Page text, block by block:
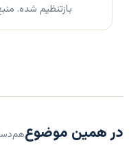
بازتنظیم شده.
در همین موضوع